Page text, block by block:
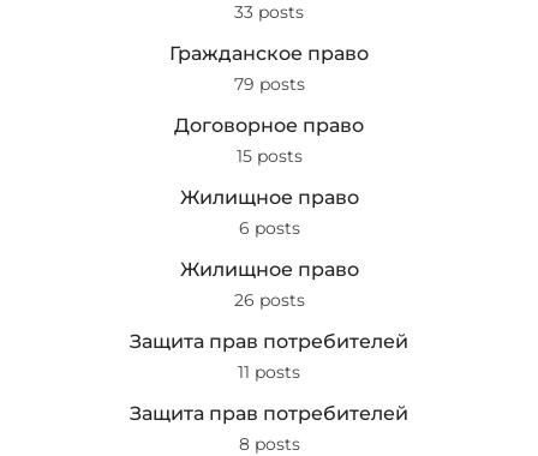
33 posts
Гражданское право
79 posts
Договорное право
15 posts
Жилищное право
6 posts
Жилищное право
26 posts
Защита прав потребителей
11 posts
Защита прав потребителей
8 posts